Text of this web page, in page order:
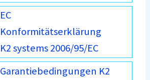
EC
Konformitätserklärung
K2 systems 2006/95/EC
Garantiebedingungen K2